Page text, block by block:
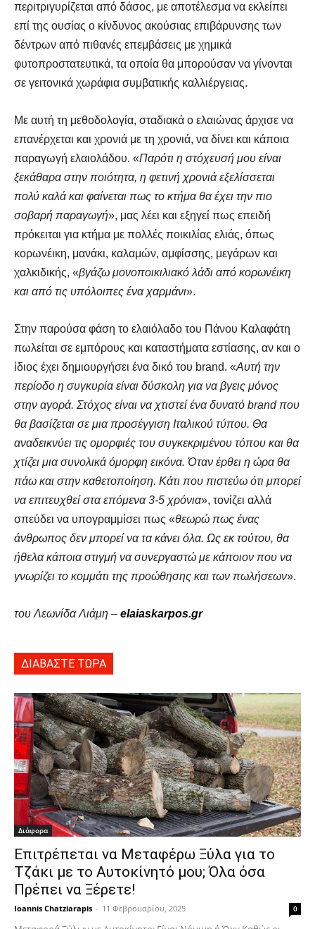
περιτριγυρίζεται από δάσος, με αποτέλεσμα να εκλείπει
επί της ουσίας ο κίνδυνος ακούσιας επιβάρυνσης των
δέντρων από πιθανές επεμβάσεις με χημικά
φυτοπροστατευτικά, τα οποία θα μπορούσαν να γίνονται
σε γειτονικά χωράφια συμβατικής καλλιέργειας.
Με αυτή τη μεθοδολογία, σταδιακά ο ελαιώνας άρχισε να
επανέρχεται και χρονιά με τη χρονιά, να δίνει και κάποια
παραγωγή ελαιολάδου. «Παρότι η στόχευσή μου είναι
ξεκάθαρα στην ποιότητα, η φετινή χρονιά εξελίσσεται
πολύ καλά και φαίνεται πως το κτήμα θα έχει την πιο
σοβαρή παραγωγή», μας λέει και εξηγεί πως επειδή
πρόκειται για κτήμα με πολλές ποικιλίας ελιάς, όπως
κορωνέικη, μανάκι, καλαμών, αμφίσσης, μεγάρων και
χαλκιδικής, «βγάζω μονοποικιλιακό λάδι από κορωνέικη
και από τις υπόλοιπες ένα χαρμάνι».
Στην παρούσα φάση το ελαιόλαδο του Πάνου Καλαφάτη
πωλείται σε εμπόρους και καταστήματα εστίασης, αν και ο
ίδιος έχει δημιουργήσει ένα δικό του brand. «Αυτή την
περίοδο η συγκυρία είναι δύσκολη για να βγεις μόνος
στην αγορά. Στόχος είναι να χτιστεί ένα δυνατό brand που
θα βασίζεται σε μια προσέγγιση Ιταλικού τύπου. Θα
αναδεικνύει τις ομορφιές του συγκεκριμένου τόπου και θα
χτίζει μια συνολικά όμορφη εικόνα. Όταν έρθει η ώρα θα
πάω και στην καθετοποίηση. Κάτι που πιστεύω ότι μπορεί
να επιτευχθεί στα επόμενα 3-5 χρόνια», τονίζει αλλά
σπεύδει να υπογραμμίσει πως «θεωρώ πως ένας
άνθρωπος δεν μπορεί να τα κάνει όλα. Ως εκ τούτου, θα
ήθελα κάποια στιγμή να συνεργαστώ με κάποιον που να
γνωρίζει το κομμάτι της προώθησης και των πωλήσεων».
του Λεωνίδα Λιάμη – elaiaskarpos.gr
ΔΙΑΒΑΣΤΕ ΤΩΡΑ
Διάφορα
Επιτρέπεται να Μεταφέρω Ξύλα για το
Τζάκι με το Αυτοκίνητό μου; Όλα όσα
Πρέπει να Ξέρετε!
Ioannis Chatziarapis - 11 Φεβρουαρίου, 2025 0